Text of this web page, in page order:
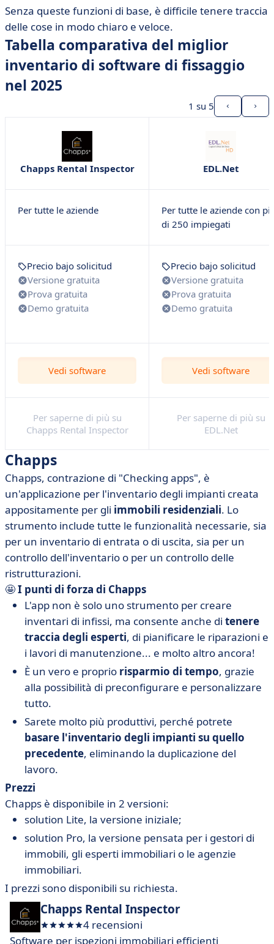
Senza queste funzioni di base, è difficile tenere traccia
delle cose in modo chiaro e veloce.
Tabella comparativa del miglior
inventario di software di fissaggio
nel 2025
1 su 5
Chapps Rental Inspector EDL.Net
Per tutte le aziende
Per tutte le aziende con
di 250 impiegati
Precio bajo solicitud
Versione gratuita
Prova gratuita
Demo gratuita
Precio bajo solicitud
Versione gratuita
Prova gratuita
Demo gratuita
Vedi software Vedi software
Per saperne di più su
Chapps Rental Inspector
Per saperne di più su
EDL.Net
Chapps
Chapps, contrazione di "Checking apps", è
un'applicazione per l'inventario degli impianti creata
appositamente per gli immobili residenziali. Lo
strumento include tutte le funzionalità necessarie, sia
per un inventario di entrata o di uscita, sia per un
controllo dell'inventario o per un controllo delle
ristrutturazioni.
🤩I punti di forza di Chapps
L'app non è solo uno strumento per creare
inventari di infissi, ma consente anche di tenere
traccia degli esperti, di pianificare le riparazioni e
i lavori di manutenzione... e molto altro ancora!
È un vero e proprio risparmio di tempo, grazie
alla possibilità di preconfigurare e personalizzare
tutto.
Sarete molto più produttivi, perché potrete
basare l'inventario degli impianti su quello
precedente, eliminando la duplicazione del
lavoro.
Prezzi
Chapps è disponibile in 2 versioni:
solution Lite, la versione iniziale;
solution Pro, la versione pensata per i gestori di
immobili, gli esperti immobiliari o le agenzie
immobiliari.
I prezzi sono disponibili su richiesta.
Chapps Rental Inspector
4 recensioni
Software per ispezioni immobiliari efficienti